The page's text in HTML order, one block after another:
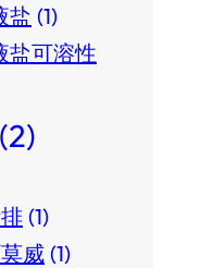
盐 (1)
盐可溶性
(2)
(1)
威 (1)